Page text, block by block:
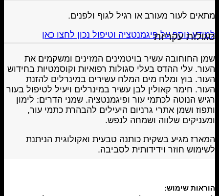
מתאים לעור מעורב או רגיל לגוף ולפנים.
למידע נוסף על פיגמנטציה וטיפול נכון לחצו כאן
סגולות עקריות
שמן החוחובה עשיר בויטמינים המזינים ומשקמים את
העור. עלי ההדס בעלי סגולות רפואיות וקוסמטיות בחידוש
העור. בוץ ומלח מים המלח עשירים במינרלים להזנת
העור. חימר קאולין לבן עשיר במינרלים ויעיל לטיפול בעור
רגיש הנוטה לכתמי עור ופיגמנטציה. שמני הדרים: לימון
ותפוז ושמן אתרי גרניום היעילים להבהרת כתמי עור,
ומעניקים שלווה ושמחה לנפש.
המארז מגיע בשקית כותנה טבעית ואקולוגית הניתנת
לשימוש חוזר וידידותית לסביבה.
הוראות שימוש: